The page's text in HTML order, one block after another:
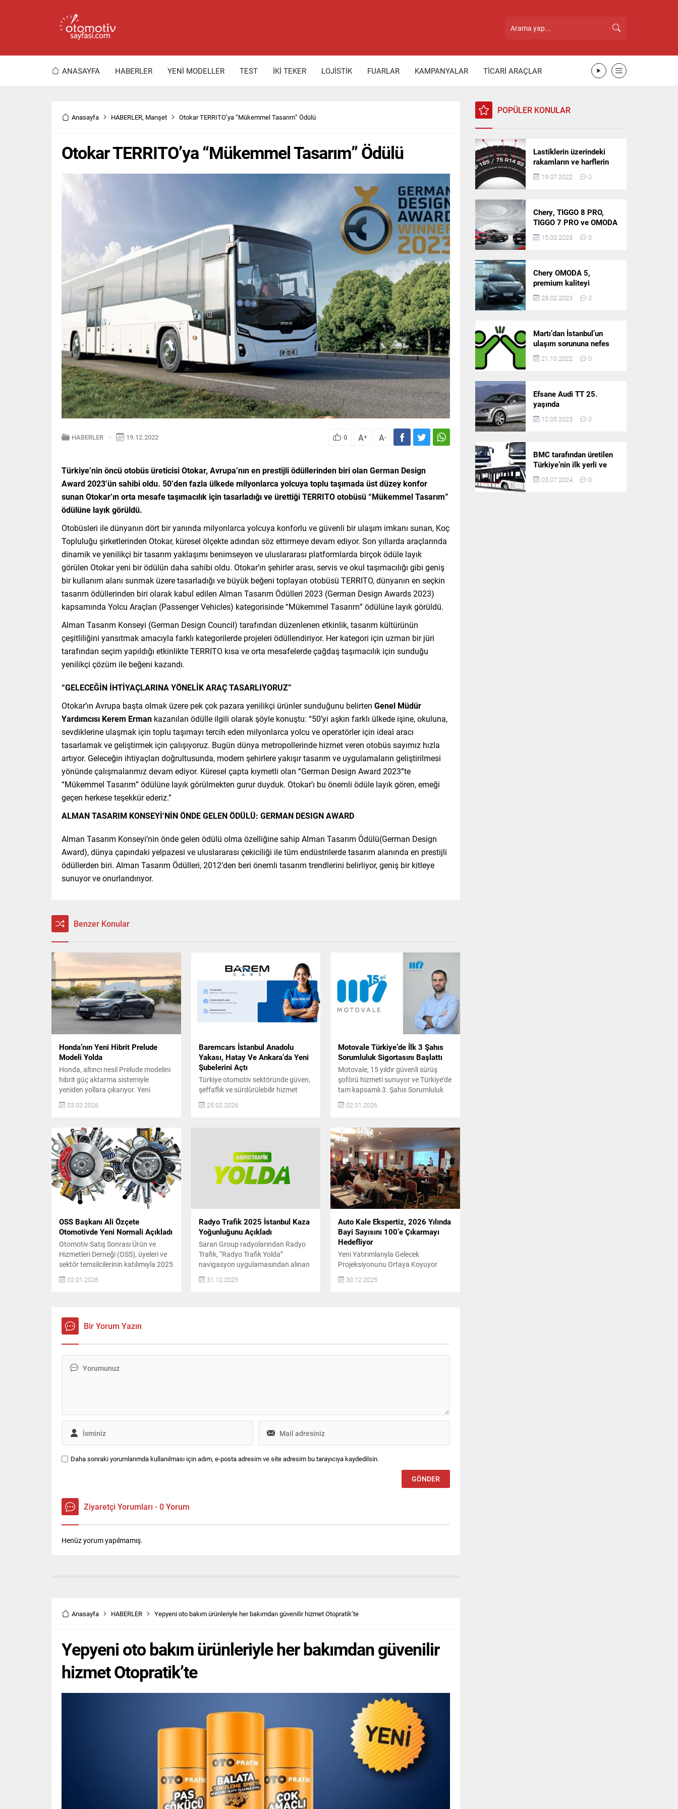
ANASAYFA HABERLER YENİ MODELLER TEST İKİ TEKER LOJİSTİK FUARLAR KAMPANYALAR TİCARİ ARAÇLAR
Anasayfa HABERLER, Manşet Otokar TERRITO’ya “Mükemmel Tasarım” Ödülü
Otokar TERRITO’ya “Mükemmel Tasarım” Ödülü
HABERLER 19.12.2022 0 A+ A-
Türkiye’nin öncü otobüs üreticisi Otokar, Avrupa’nın en prestijli ödüllerinden biri olan German Design
Award 2023’ün sahibi oldu. 50’den fazla ülkede milyonlarca yolcuya toplu taşımada üst düzey konfor
sunan Otokar’ın orta mesafe taşımacılık için tasarladığı ve ürettiği TERRITO otobüsü “Mükemmel Tasarım”
ödülüne layık görüldü.
Otobüsleri ile dünyanın dört bir yanında milyonlarca yolcuya konforlu ve güvenli bir ulaşım imkanı sunan, Koç
Topluluğu şirketlerinden Otokar, küresel ölçekte adından söz ettirmeye devam ediyor. Son yıllarda araçlarında
dinamik ve yenilikçi bir tasarım yaklaşımı benimseyen ve uluslararası platformlarda birçok ödüle layık
görülen Otokar yeni bir ödülün daha sahibi oldu. Otokar’ın şehirler arası, servis ve okul taşımacılığı gibi geniş
bir kullanım alanı sunmak üzere tasarladığı ve büyük beğeni toplayan otobüsü TERRITO, dünyanın en seçkin
tasarım ödüllerinden biri olarak kabul edilen Alman Tasarım Ödülleri 2023 (German Design Awards 2023)
kapsamında Yolcu Araçları (Passenger Vehicles) kategorisinde “Mükemmel Tasarım” ödülüne layık görüldü.
Alman Tasarım Konseyi (German Design Council) tarafından düzenlenen etkinlik, tasarım kültürünün
çeşitliliğini yansıtmak amacıyla farklı kategorilerde projeleri ödüllendiriyor. Her kategori için uzman bir jüri
tarafından seçim yapıldığı etkinlikte TERRITO kısa ve orta mesafelerde çağdaş taşımacılık için sunduğu
yenilikçi çözüm ile beğeni kazandı.
“GELECEĞİN İHTİYAÇLARINA YÖNELİK ARAÇ TASARLIYORUZ”
Otokar’ın Avrupa başta olmak üzere pek çok pazara yenilikçi ürünler sunduğunu belirten Genel Müdür
Yardımcısı Kerem Erman kazanılan ödülle ilgili olarak şöyle konuştu: “50’yi aşkın farklı ülkede işine, okuluna,
sevdiklerine ulaşmak için toplu taşımayı tercih eden milyonlarca yolcu ve operatörler için ideal aracı
tasarlamak ve geliştirmek için çalışıyoruz. Bugün dünya metropollerinde hizmet veren otobüs sayımız hızla
artıyor. Geleceğin ihtiyaçları doğrultusunda, modern şehirlere yakışır tasarım ve uygulamaların geliştirilmesi
yönünde çalışmalarımız devam ediyor. Küresel çapta kıymetli olan “German Design Award 2023”te
“Mükemmel Tasarım” ödülüne layık görülmekten gurur duyduk. Otokar’ı bu önemli ödüle layık gören, emeği
geçen herkese teşekkür ederiz.”
ALMAN TASARIM KONSEYİ’NİN ÖNDE GELEN ÖDÜLÜ: GERMAN DESIGN AWARD
Alman Tasarım Konseyi’nin önde gelen ödülü olma özelliğine sahip Alman Tasarım Ödülü(German Design
Award), dünya çapındaki yelpazesi ve uluslararası çekiciliği ile tüm endüstrilerde tasarım alanında en prestijli
ödüllerden biri. Alman Tasarım Ödülleri, 2012’den beri önemli tasarım trendlerini belirliyor, geniş bir kitleye
sunuyor ve onurlandırıyor.
Benzer Konular
Honda’nın Yeni Hibrit Prelude
Modeli Yolda
Honda, altıncı nesil Prelude modelini
hibrit güç aktarma sistemiyle
yeniden yollara çıkarıyor. Yeni
teknolojisini bir araya getirerek
taşıyor. Prelude’nin Hibrit Teknolojisi
ve Performansı Prelude, S+ Shift
sistemiyle vites geçişlerinde daha
fazla sürücü etkileşimi sunuyor. Civic
Type R’dan aktarılan gelişmiş şasi...
03.03.2026
Baremcars İstanbul Anadolu
Yakası, Hatay Ve Ankara’da Yeni
Şubelerini Açtı
Türkiye otomotiv sektöründe güven,
şeffaflık ve sürdürülebilir hizmet
büyüme yolculuğunda önemli bir
Yakası, Hatay ve Ankara’da yeni
şubelerini hizmete açtığını duyurdu.
Son yıllarda otomotiv sektöründe
tüketicilerin en çok önem verdiği
25.02.2026
Motovale Türkiye’de İlk 3 Şahıs
Sorumluluk Sigortasını Başlattı
Motovale, 15 yıldır güvenli sürüş
şoförü hizmeti sunuyor ve Türkiye’de
tam kapsamlı 3. Şahıs Sorumluluk
şirket olarak sektöre öncülük ediyor.
ve konforlu ulaşım alternatifi
sunmak amacıyla kurulan Motovale,
farklı sebeplerle araç kullanamayan
kişilere deneyimli şoförler eşliğinde
özel sürüş hizmeti...
02.01.2026
OSS Başkanı Ali Özçete
Otomotivde Yeni Normali Açıkladı
Otomotiv Satış Sonrası Ürün ve
Hizmetleri Derneği (OSS), üyeleri ve
sektör temsilcilerinin katılımıyla 2025
yılının son toplantısını gerçekleştirdi.
Toplantıda, sektörün yeni dönemi ve
yılının sektör için olağanüstü bir yıl
olduğunu belirtti. Özçete,
pandemiden çıkışla birlikte
02.01.2026
Radyo Trafik 2025 İstanbul Kaza
Yoğunluğunu Açıkladı
Saran Group radyolarından Radyo
Trafik, “Radyo Trafik Yolda”
navigasyon uygulamasından alınan
veriler doğrultusunda, 2025 yılında
İstanbul’a ait kaza ve arızalı araç
Trafik Yolda navigasyon
31.12.2025
Auto Kale Ekspertiz, 2026 Yılında
Bayi Sayısını 100’e Çıkarmayı
Hedefliyor
Yeni Yatırımlarıyla Gelecek
Projeksiyonunu Ortaya Koyuyor
30.12.2025
Bir Yorum Yazın
Daha sonraki yorumlarımda kullanılması için adım, e-posta adresim ve site adresim bu tarayıcıya kaydedilsin.
Ziyaretçi Yorumları - 0 Yorum
Henüz yorum yapılmamış.
Anasayfa HABERLER Yepyeni oto bakım ürünleriyle her bakımdan güvenilir hizmet Otopratik’te
Yepyeni oto bakım ürünleriyle her bakımdan güvenilir
hizmet Otopratik’te
POPÜLER KONULAR
Lastiklerin üzerindeki
rakamların ve harflerin
anlamı nedir?
19.07.2022 0
Chery, TIGGO 8 PRO,
TIGGO 7 PRO ve OMODA
5’in resmi olarak
satışlarına başlıyor!
15.03.2023 0
Chery OMODA 5,
premium kaliteyi
Türkiye’de sunmaya
hazırlanıyor
28.02.2023 0
Martı’dan İstanbul’un
ulaşım sorununa nefes
aldıracak yeni
platform: Tek Araçla
21.10.2022 0
Efsane Audi TT 25.
yaşında
12.05.2023 0
BMC tarafından üretilen
Türkiye’nin ilk yerli ve
milli apron otobüsü
Neoport’a yurt dışından
03.07.2024 0